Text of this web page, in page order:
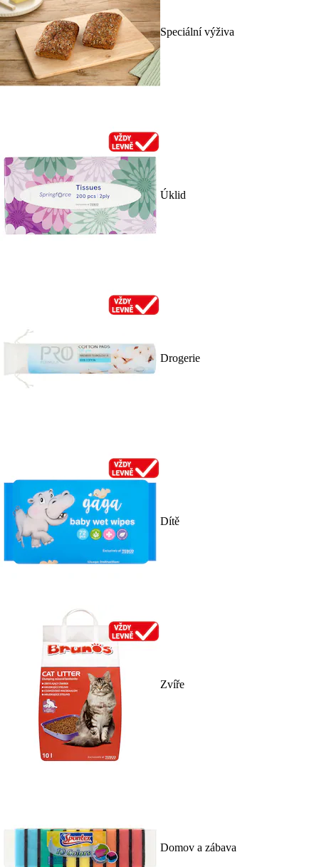
Speciální výživa
Úklid
Drogerie
Dítě
Zvíře
Domov a zábava